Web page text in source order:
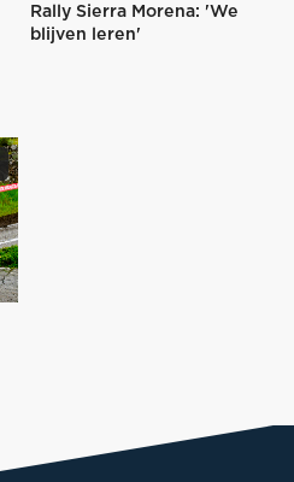
Rally Sierra Morena: 'We
blijven leren'